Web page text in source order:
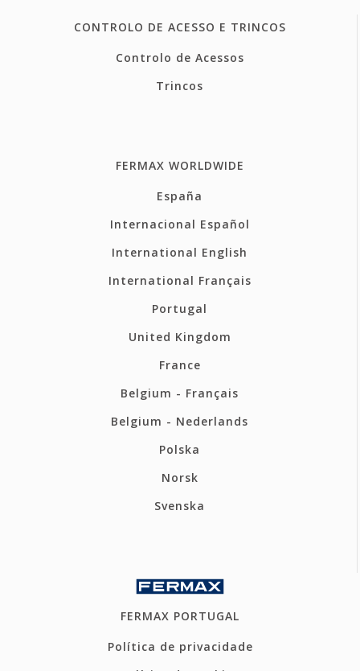
CONTROLO DE ACESSO E TRINCOS
Controlo de Acessos
Trincos
FERMAX WORLDWIDE
España
Internacional Español
International English
International Français
Portugal
United Kingdom
France
Belgium - Français
Belgium - Nederlands
Polska
Norsk
Svenska
FERMAX PORTUGAL
Política de privacidade